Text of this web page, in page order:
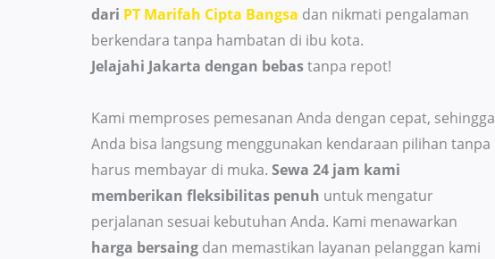
dari PT Marifah Cipta Bangsa dan nikmati pengalaman
berkendara tanpa hambatan di ibu kota.
Jelajahi Jakarta dengan bebastanpa repot!
Kami memproses pemesanan Anda dengan cepat, sehingga
Anda bisa langsung menggunakan kendaraan pilihan tanpa
harus membayar di muka. Sewa 24 jam kami
memberikan fleksibilitas penuh untuk mengatur
perjalanan sesuai kebutuhan Anda. Kami menawarkan
harga bersaing dan memastikan layanan pelanggan kami